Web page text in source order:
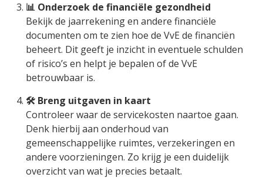
📊 Onderzoek de financiële gezondheid
Bekijk de jaarrekening en andere financiële
documenten om te zien hoe de VvE de financiën
beheert. Dit geeft je inzicht in eventuele schulden
of risico’s en helpt je bepalen of de VvE
betrouwbaar is.
🛠️ Breng uitgaven in kaart
Controleer waar de servicekosten naartoe gaan.
Denk hierbij aan onderhoud van
gemeenschappelijke ruimtes, verzekeringen en
andere voorzieningen. Zo krijg je een duidelijk
overzicht van wat je precies betaalt.